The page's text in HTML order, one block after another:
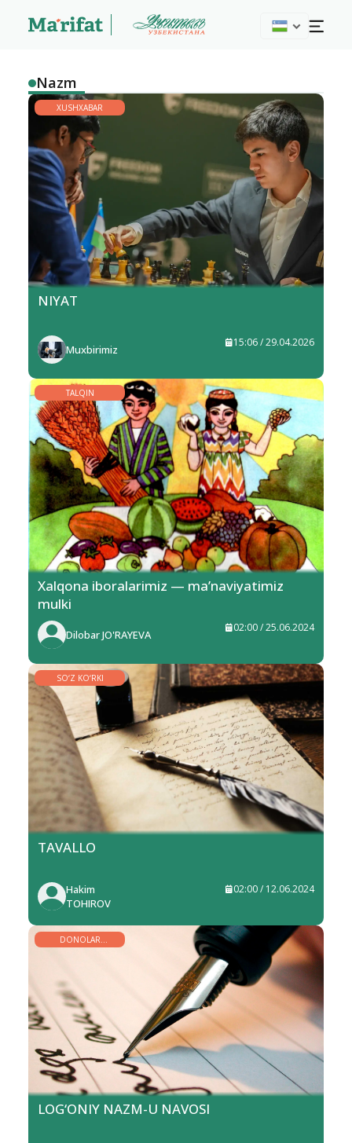
Nazm
XUSHXABAR
NIYAT
Muxbirimiz
15:06 / 29.04.2026
TALQIN
Xalqona iboralarimiz — ma’naviyatimiz
mulki
Dilobar JO'RAYEVA
02:00 / 25.06.2024
SO‘Z KO‘RKI
TAVALLO
Hakim
TOHIROV
02:00 / 12.06.2024
DONOLAR
BISOTIDAN
LOG‘ONIY NAZM-U NAVOSI